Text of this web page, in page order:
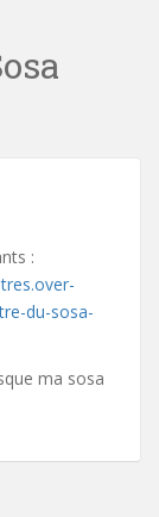
:
du-sosa-
ma sosa